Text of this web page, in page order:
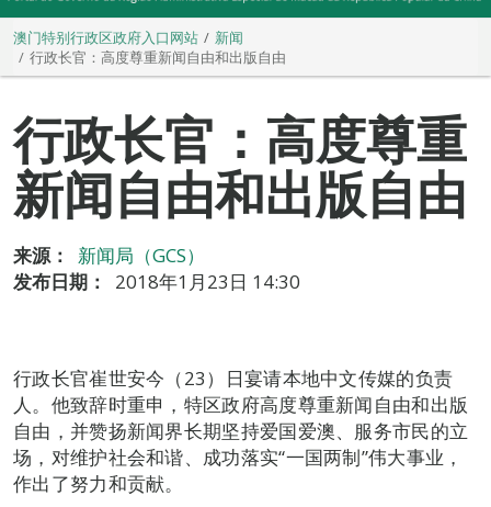
澳门特别行政区政府入口网站
新闻
行政长官：高度尊重新闻自由和出版自由
行政长官：高度尊重
新闻自由和出版自由
来源：
新闻局（GCS）
发布日期：
2018年1月23日 14:30
行政长官崔世安今（23）日宴请本地中文传媒的负责
人。他致辞时重申，特区政府高度尊重新闻自由和出版
自由，并赞扬新闻界长期坚持爱国爱澳、服务市民的立
场，对维护社会和谐、成功落实“一国两制”伟大事业，
作出了努力和贡献。